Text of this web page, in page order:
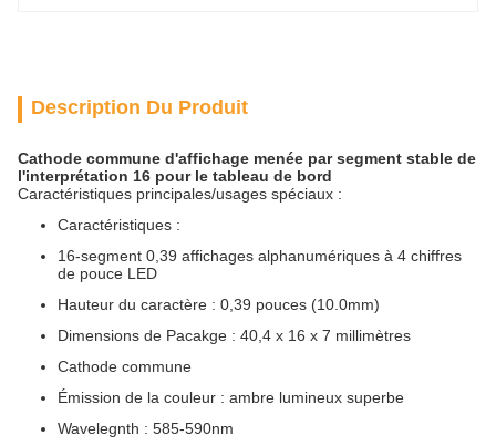
Description Du Produit
Cathode commune d'affichage menée par segment stable de
l'interprétation 16 pour le tableau de bord
Caractéristiques principales/usages spéciaux :
Caractéristiques :
16-segment 0,39 affichages alphanumériques à 4 chiffres
de pouce LED
Hauteur du caractère : 0,39 pouces (10.0mm)
Dimensions de Pacakge : 40,4 x 16 x 7 millimètres
Cathode commune
Émission de la couleur : ambre lumineux superbe
Wavelegnth : 585-590nm